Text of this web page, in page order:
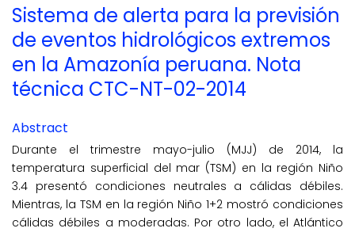
Sistema de alerta para la previsión
de eventos hidrológicos extremos
en la Amazonía peruana. Nota
técnica CTC-NT-02-2014
Abstract
Durante el trimestre mayo-julio (MJJ) de 2014, la
temperatura superficial del mar (TSM) en la región Niño
3.4 presentó condiciones neutrales a cálidas débiles.
Mientras, la TSM en la región Niño 1+2 mostró condiciones
cálidas débiles a moderadas. Por otro lado, el Atlántico